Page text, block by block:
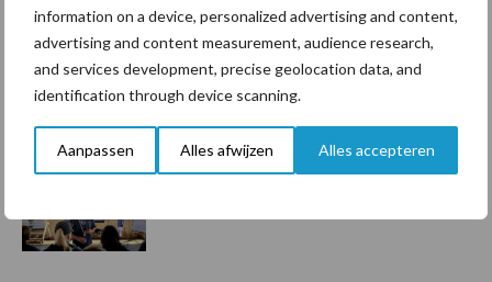
information on a device, personalized advertising and content,
advertising and content measurement, audience research,
and services development, precise geolocation data, and
identification through device scanning.
Aanpassen Alles afwijzen Alles accepteren
ForFarmers ziet volume en
marktaandeel groeien in
krimpende Nederlandse
markt
Tien praktische tips voor